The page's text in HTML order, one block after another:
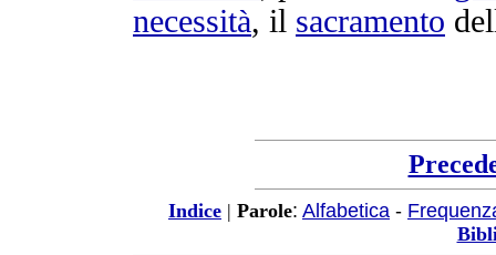
necessità, il sacramento
Indice | Parole: Alfabetica -